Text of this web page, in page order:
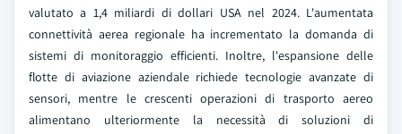
valutato a 1,4 miliardi di dollari USA nel 2024. L'aumentata
connettività aerea regionale ha incrementato la domanda di
sistemi di monitoraggio efficienti. Inoltre, l'espansione delle
flotte di aviazione aziendale richiede tecnologie avanzate di
sensori, mentre le crescenti operazioni di trasporto aereo
alimentano ulteriormente la necessità di soluzioni di